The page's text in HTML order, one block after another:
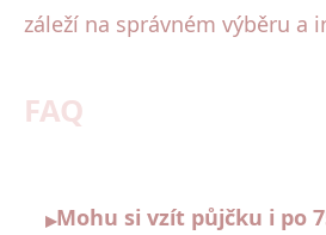
záleží na správném výběru a
FAQ
▸Mohu si vzít půjčku i po